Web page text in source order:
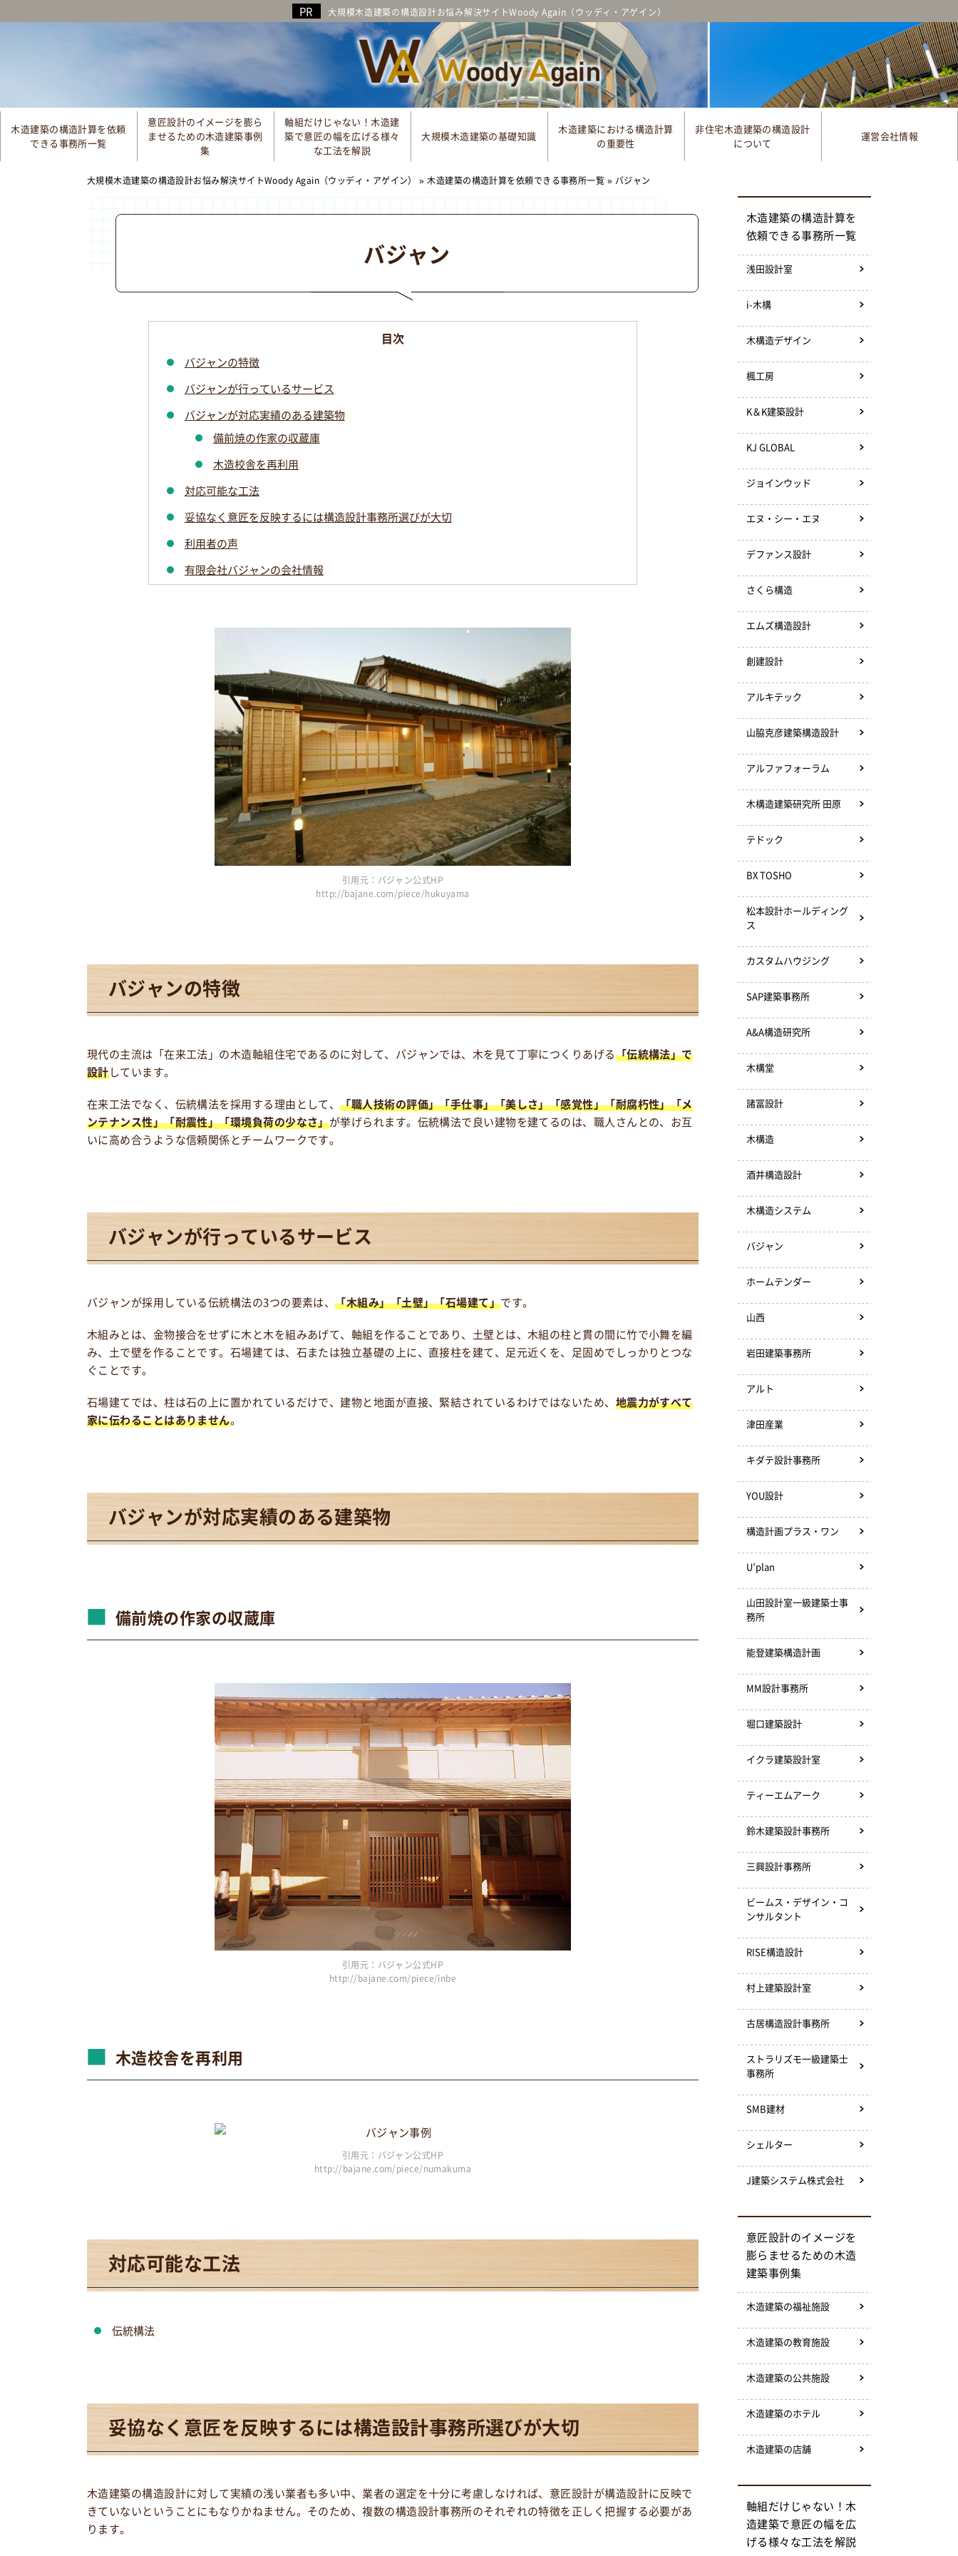
大規模木造建築の構造設計お悩み解決サイトWoody Again（ウッディ・アゲイン）
木造建築の構造計算を依頼
できる事務所一覧
意匠設計のイメージを膨ら
ませるための木造建築事例
集
軸組だけじゃない！木造建
築で意匠の幅を広げる様々
な工法を解説
大規模木造建築の基礎知識
木造建築における構造計算
の重要性
非住宅木造建築の構造設計
について
運営会社情報
大規模木造建築の構造設計お悩み解決サイトWoody Again（ウッディ・アゲイン） »木造建築の構造計算を依頼できる事務所一覧 » バジャン
バジャン
バジャンの特徴
バジャンが行っているサービス
バジャンが対応実績のある建築物
備前焼の作家の収蔵庫
木造校舎を再利用
対応可能な工法
妥協なく意匠を反映するには構造設計事務所選びが大切
利用者の声
有限会社バジャンの会社情報
引用元：バジャン公式HP
http://bajane.com/piece/hukuyama
バジャンの特徴
現代の主流は「在来工法」の木造軸組住宅であるのに対して、バジャンでは、木を見て丁寧につくりあげる「伝統構法」で
設計しています。
在来工法でなく、伝統構法を採用する理由として、「職人技術の評価」「手仕事」「美しさ」「感覚性」「耐腐朽性」「メ
ンテナンス性」「耐震性」「環境負荷の少なさ」が挙げられます。伝統構法で良い建物を建てるのは、職人さんとの、お互
いに高め合うような信頼関係とチームワークです。
バジャンが行っているサービス
バジャンが採用している伝統構法の3つの要素は、「木組み」「土壁」「石場建て」です。
木組みとは、金物接合をせずに木と木を組みあげて、軸組を作ることであり、土壁とは、木組の柱と貫の間に竹で小舞を編
み、土で壁を作ることです。石場建ては、石または独立基礎の上に、直接柱を建て、足元近くを、足固めでしっかりとつな
ぐことです。
石場建てでは、柱は石の上に置かれているだけで、建物と地面が直接、緊結されているわけではないため、 地震力がすべて
家に伝わることはありません。
バジャンが対応実績のある建築物
備前焼の作家の収蔵庫
引用元：バジャン公式HP
http://bajane.com/piece/inbe
木造校舎を再利用
引用元：バジャン公式HP
http://bajane.com/piece/numakuma
対応可能な工法
伝統構法
妥協なく意匠を反映するには構造設計事務所選びが大切
木造建築の構造設計に対して実績の浅い業者も多い中、業者の選定を十分に考慮しなければ、意匠設計が構造設計に反映で
きていないということにもなりかねません。そのため、複数の構造設計事務所のそれぞれの特徴を正しく把握する必要があ
ります。
木造建築の構造計算を
依頼できる事務所一覧
浅田設計室
i-木構
木構造デザイン
楓工房
K＆K建築設計
KJ GLOBAL
ジョインウッド
エヌ・シー・エヌ
デファンス設計
さくら構造
エムズ構造設計
創建設計
アルキテック
山脇克彦建築構造設計
アルファフォーラム
木構造建築研究所 田原
テドック
BX TOSHO
松本設計ホールディング
ス
カスタムハウジング
SAP建築事務所
A&A構造研究所
木構堂
諸冨設計
木構造
酒井構造設計
木構造システム
バジャン
ホームテンダー
山西
岩田建築事務所
アルト
津田産業
キダテ設計事務所
YOU設計
構造計画プラス・ワン
U’plan
山田設計室一級建築士事
務所
能登建築構造計画
MM設計事務所
堀口建築設計
イクラ建築設計室
ティーエムアーク
鈴木建築設計事務所
三興設計事務所
ビームス・デザイン・コ
ンサルタント
RISE構造設計
村上建築設計室
古居構造設計事務所
ストラリズモ一級建築士
事務所
SMB建材
シェルター
J建築システム株式会社
意匠設計のイメージを
膨らませるための木造
建築事例集
木造建築の福祉施設
木造建築の教育施設
木造建築の公共施設
木造建築のホテル
木造建築の店舗
軸組だけじゃない！木
造建築で意匠の幅を広
げる様々な工法を解説